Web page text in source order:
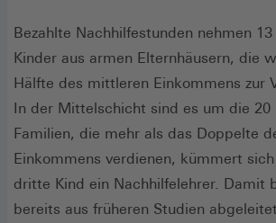
Bezahlte Nachhilfestunden nehmen
Kinder aus armen Elternhäusern, die
Hälfte des mittleren Einkommens zur
In der Mittelschicht sind es um die 20
Familien, die mehr als das Doppelte
Einkommens verdienen, kümmert
dritte Kind ein Nachhilfelehrer. Damit
bereits aus früheren Studien